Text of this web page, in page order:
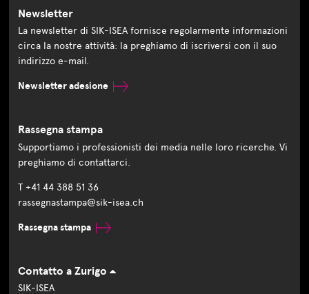
Newsletter
La newsletter di SIK-ISEA fornisce regolarmente informazioni
circa la nostre attività: la preghiamo di iscriversi con il suo
indirizzo e-mail.
Newsletter adesione
Rassegna stampa
Supportiamo i professionisti dei media nelle loro ricerche. Vi
preghiamo di contattarci.
T +41 44 388 51 36
rassegnastampa@sik-isea.ch
Rassegna stampa
Contatto a Zurigo
SIK-ISEA